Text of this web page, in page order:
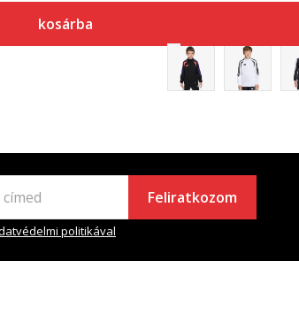
kosárba
Feliratkozom
politikával